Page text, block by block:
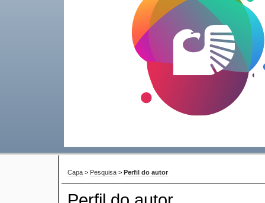
Capa > Pesquisa > Perfil do autor